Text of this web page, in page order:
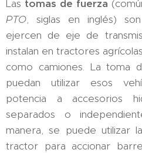
Las tomas de fuerza
PTO, siglas en inglés)
ejercen de eje de
instalan en tractores
como camiones. La toma
puedan utilizar esos
potencia a accesorios
separados o
manera, se puede utilizar
tractor para accionar